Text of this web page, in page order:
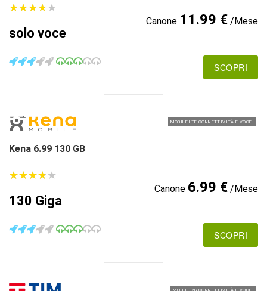
★★★★★
★★★★★
solo voce
Canone 11.99 €/Mese
SCOPRI
MOBILE LTE CONNETTIVITÀ E VOCE
Kena 6.99 130 GB
★★★★★
★★★★★
130 Giga
Canone 6.99 €/Mese
SCOPRI
MOBILE 5G CONNETTIVITÀ E VOCE